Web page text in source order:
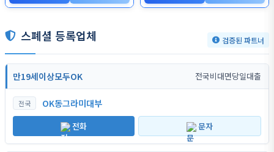
스폐셜 등록업체 검증된 파트너
만19세이상모두OK 전국비대면당일대출
전국 OK동그라미대부
전화 문자